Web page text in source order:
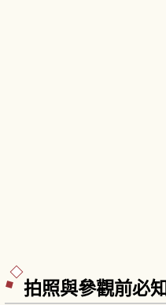
拍照與參觀前必